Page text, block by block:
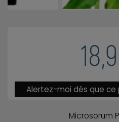
Alertez-moi dès que
Microsorum